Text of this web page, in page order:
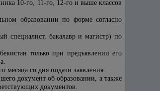
10-го, 11-го, 12-го и выше классов
образовании по форме согласно
специалист, бакалавр и магистр) по
только при предъявлении его
месяца со дня подачи заявления.
документ об образовании, а также
документов.